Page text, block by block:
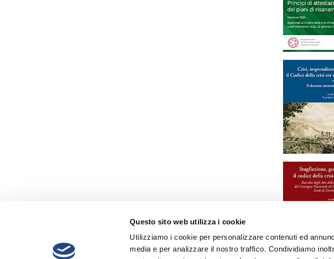
Questo sito web utilizza i cookie
Utilizziamo i cookie per personalizzare contenuti ed
media e per analizzare il nostro traffico. Condividiamo